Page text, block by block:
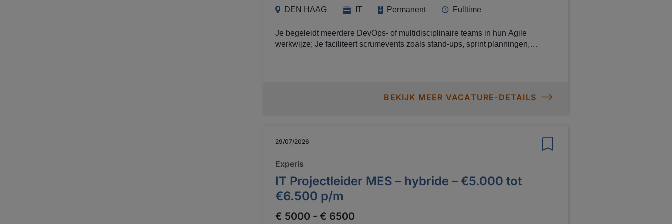
DEN HAAG IT Permanent Fulltime
Je begeleidt meerdere DevOps- of multidisciplinaire teams in hun Agile
werkwijze; Je faciliteert scrumevents zoals stand-ups, sprint planningen,
BEKIJK MEER VACATURE-DETAILS
29/07/2026
Experis
IT Projectleider MES – hybride – €5.000 tot
€6.500 p/m
€ 5000 - € 6500